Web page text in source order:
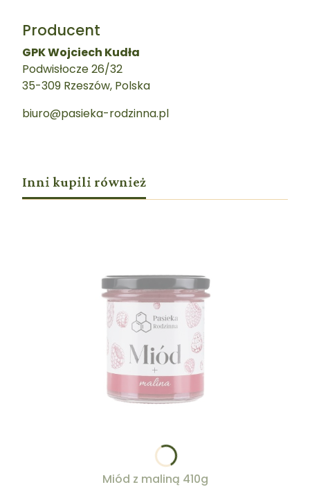
Producent
GPK Wojciech Kudła
Podwisłocze 26/32
35-309 Rzeszów, Polska
biuro@pasieka-rodzinna.pl
Inni kupili również
Miód z maliną 410g